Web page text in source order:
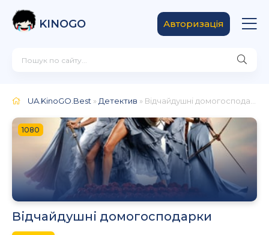
KINOGO Авторизація
UA.KinoGO.Best » Детектив » Відчайдушні домогосподарки
1080
Відчайдушні домогосподарки